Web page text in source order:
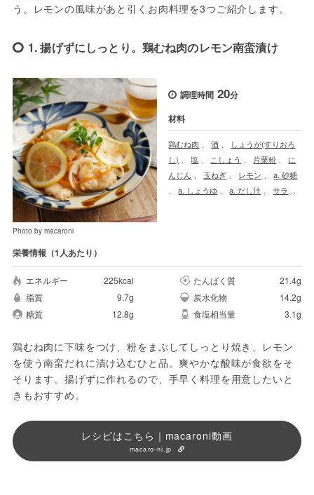
う。レモンの風味があと引くお肉料理を3つご紹介します。
1. 揚げずにしっとり。鶏むね肉のレモン南蛮漬け
Photo by macaroni
調理時間 20分
材料
鶏むね肉 、酒
しょうが(すりおろ
し)
、塩 こしょう 片栗粉
に
んじん
玉ねぎ レモン 、a. 砂糖
、a. しょうゆ 、a. だし汁 、サラダ
栄養情報（1人あたり）
エネルギー 225kcal たんぱく質
21.4g
脂質
9.7g 炭水化物
14.2g
糖質
12.8g 食塩相当量 3.1g
鶏むね肉に下味をつけ、粉をまぶしてしっとり焼き、レモン
を使う南蛮だれに漬け込むひと品。爽やかな酸味が食欲をそ
そります。揚げずに作れるので、手早く料理を用意したいと
きもおすすめ。
レシピはこちら｜macaroni動画
macaro-ni.jp